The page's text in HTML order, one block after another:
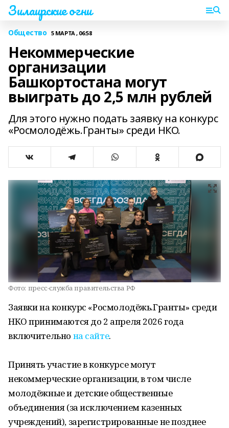
Зилаирские огни
Общество 5 МАРТА , 06:58
Некоммерческие
организации
Башкортостана могут
выиграть до 2,5 млн рублей
Для этого нужно подать заявку на конкурс
«Росмолодёжь.Гранты» среди НКО.
Фото: пресс-служба правительства РФ
Заявки на конкурс «Росмолодёжь.Гранты» среди
НКО принимаются до 2 апреля 2026 года
включительно на сайте.
Принять участие в конкурсе могут
некоммерческие организации, в том числе
молодёжные и детские общественные
объединения (за исключением казенных
учреждений), зарегистрированные не позднее